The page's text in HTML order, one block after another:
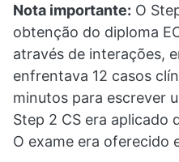
Nota importante: O
obtenção do diploma
através de interações,
enfrentava 12 casos
minutos para escrever
Step 2 CS era aplicado
O exame era oferecido